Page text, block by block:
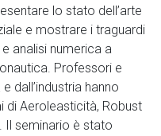
lo stato dell’arte
e mostrare i traguardi
analisi numerica a
Professori e
dall’industria hanno
di Aeroleasticità, Robust
Il seminario è stato